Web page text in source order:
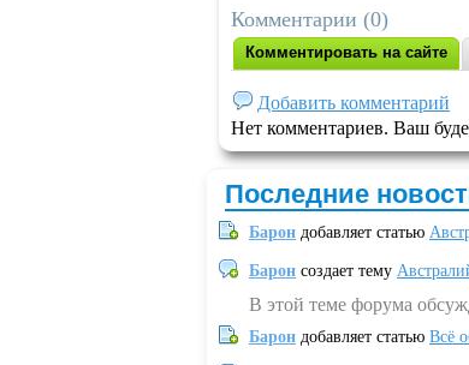
Комментарии (0)
Комментировать на сайте
Добавить комментарий
Нет комментариев. Ваш
Последние
Барон добавляет статью
Барон создает тему
В этой теме форума
Барон добавляет статью Всё